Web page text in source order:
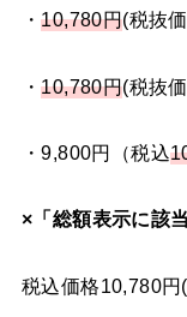
・10,780円(税抜
・10,780円(税抜
・9,800円（税込
×「総額表示に該
税込価格10,780